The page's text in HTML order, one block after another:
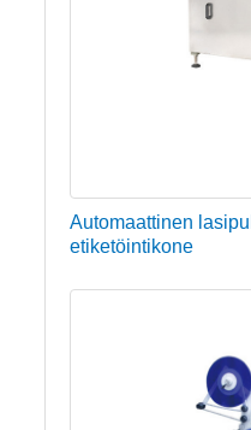
Automaattinen
etiketöintikone